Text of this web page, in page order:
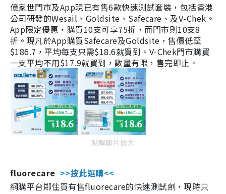
億家世門市及App現已有售6款快速測試套裝，包括香港
公司研發的Wesail、Goldsite、Safecare、及V-Chek。
App限定優惠，購買10支可享75折，而門市則10支8
折。現凡於App購買Safecare及Goldsite，售價低至
$186.7，平均每支只需$18.6就買到。V-Chek門市購買
一支平均不用$17.9就買到，數量有限，售完即止。
點擊圖片放大
fluorecare >>按此選購<<
網購平台鄰住買有售fluorecare的快速測試劑，現時只